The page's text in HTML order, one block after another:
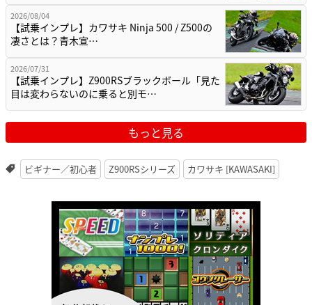
2026/08/04
【試乗インプレ】カワサキ Ninja 500 / Z500の
凄さとは？青木宣…
2026/07/31
【試乗インプレ】Z900RSブラックボール「見た
目は変わらないのに乗ると別モ…
もっと見る
ビギナー／初心者 Z900RSシリーズ カワサキ [KAWASAKI]